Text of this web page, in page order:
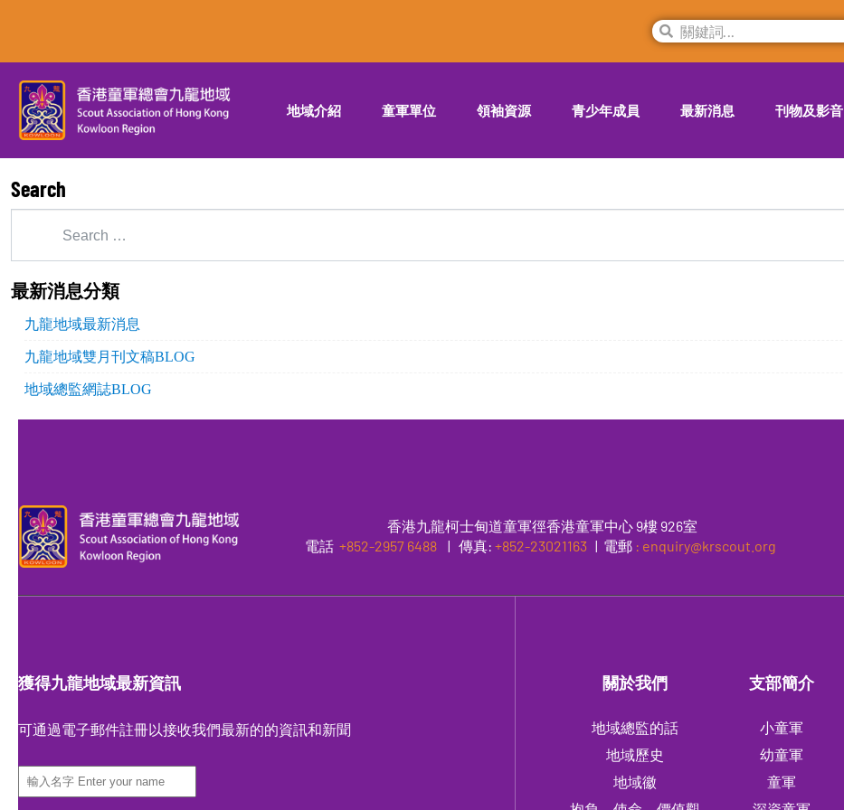
地域介紹 童軍單位 領袖資源 青少年成員 最新消息 刊物及影音
Search
最新消息分類
九龍地域最新消息
九龍地域雙月刊文稿BLOG
地域總監網誌BLOG
香港九龍柯士甸道童軍徑香港童軍中心 9樓 926室
電話 +852-2957 6488 |傳真:+852-23021163 | 電郵 : enquiry@krscout.org
獲得九龍地域最新資訊
可通過電子郵件註冊以接收我們最新的的資訊和新聞
關於我們
地域總監的話
地域歷史
地域徽
支部簡介
小童軍
幼童軍
童軍